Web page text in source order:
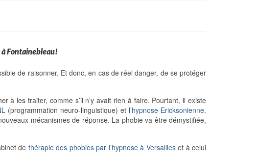
à Fontainebleau!
de raisonner. Et donc, en cas de réel danger, de se protéger
à les traiter, comme s’il n’y avait rien à faire. Pourtant, il existe
(programmation neuro-linguistique) et l’hypnose Ericksonienne.
mécanismes de réponse. La phobie va être démystifiée,
de thérapie des phobies par l’hypnose à Versailleset à celui